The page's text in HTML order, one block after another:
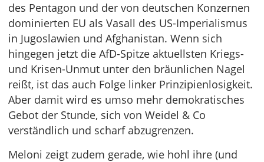
des Pentagon und der von deutschen Konzernen
dominierten EU als Vasall des US-Imperialismus
in Jugoslawien und Afghanistan. Wenn sich
hingegen jetzt die AfD-Spitze aktuellsten Kriegs-
und Krisen-Unmut unter den bräunlichen Nagel
reißt, ist das auch Folge linker Prinzipienlosigkeit.
Aber damit wird es umso mehr demokratisches
Gebot der Stunde, sich von Weidel & Co
verständlich und scharf abzugrenzen.
Meloni zeigt zudem gerade, wie hohl ihre (und